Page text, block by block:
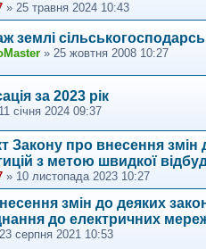
» 25 травня 2024 10:43
землі
» 25 жовтня 2008 10:27
за 2023 рік
11 січня 2024 09:37
Закону про внесення змін
з метою швидкої
» 10 листопада 2023 10:27
змін до деяких
до електричних
23 серпня 2021 10:53